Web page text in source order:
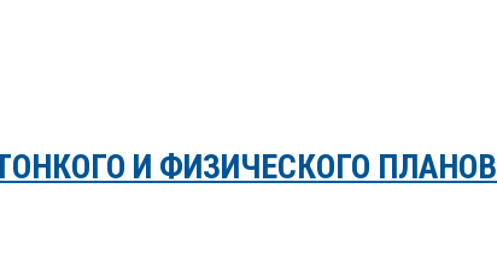
И ФИЗИЧЕСКОГО ПЛАНОВ